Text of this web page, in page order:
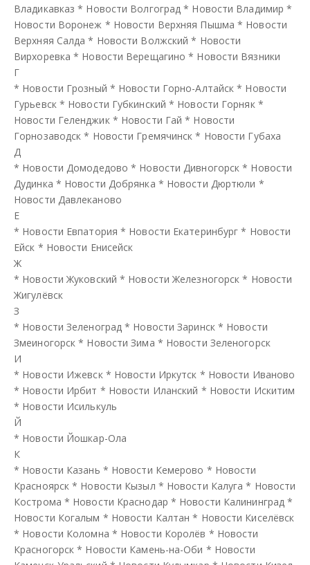
Владикавказ * Новости Волгоград * Новости Владимир *
Новости Воронеж * Новости Верхняя Пышма * Новости
Верхняя Салда * Новости Волжский * Новости
Вирхоревка * Новости Верещагино * Новости Вязники
Г
* Новости Грозный * Новости Горно-Алтайск * Новости
Гурьевск * Новости Губкинский * Новости Горняк *
Новости Геленджик * Новости Гай * Новости
Горнозаводск * Новости Гремячинск * Новости Губаха
Д
* Новости Домодедово * Новости Дивногорск * Новости
Дудинка * Новости Добрянка * Новости Дюртюли *
Новости Давлеканово
Е
* Новости Евпатория * Новости Екатеринбург * Новости
Ейск * Новости Енисейск
Ж
* Новости Жуковский * Новости Железногорск * Новости
Жигулёвск
З
* Новости Зеленоград * Новости Заринск * Новости
Змеиногорск * Новости Зима * Новости Зеленогорск
И
* Новости Ижевск * Новости Иркутск * Новости Иваново
* Новости Ирбит * Новости Иланский * Новости Искитим
* Новости Исилькуль
Й
* Новости Йошкар-Ола
К
* Новости Казань * Новости Кемерово * Новости
Красноярск * Новости Кызыл * Новости Калуга * Новости
Кострома * Новости Краснодар * Новости Калининград *
Новости Когалым * Новости Калтан * Новости Киселёвск
* Новости Коломна * Новости Королёв * Новости
Красногорск * Новости Камень-на-Оби * Новости